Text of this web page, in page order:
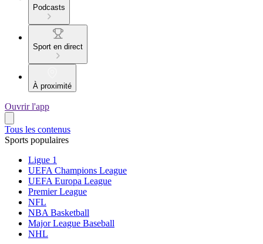
Podcasts
Sport en direct
À proximité
Ouvrir l'app
Tous les contenus
Sports populaires
Ligue 1
UEFA Champions League
UEFA Europa League
Premier League
NFL
NBA Basketball
Major League Baseball
NHL